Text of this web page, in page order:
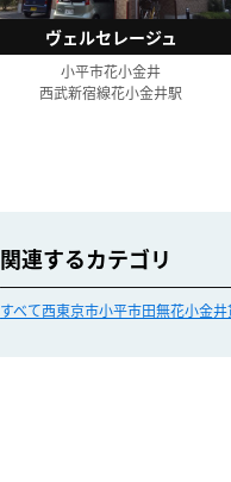
ヴェルセレージュ
小平市花小金井
西武新宿線花小金井駅
関連するカテゴリ
すべて西東京市小平市田無花小金井